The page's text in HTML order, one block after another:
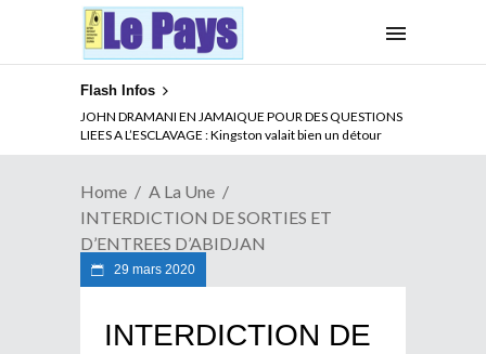
Flash Infos
JOHN DRAMANI EN JAMAIQUE POUR DES QUESTIONS
LIEES A L’ESCLAVAGE : Kingston valait bien un détour
ABSENCE PROLONGEE DE PAUL BIYA DU CAMEROUN :
Qui pilote le Cameroun ?
Home
A La Une
INTERDICTION DE SORTIES ET
D’ENTREES D’ABIDJAN
29 mars 2020
INTERDICTION DE